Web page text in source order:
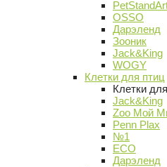
OSSO
Дарэленд
Зооник
Jack&King
WOGY
Клетки для птиц
Клетки
Jack&King
Zoo Мой
Penn Plax
№1
ECO
Дарэленд